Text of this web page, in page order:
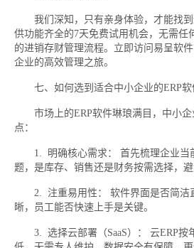
我们深知，只有亲身体验，才能找到
供功能齐全的7天免费试用机会，无需任
的进销存财管理流程。立即访问易呈软
企业的高效管理之旅。
七、如何选到适合中小企业的ERP软
市场上的ERP软件琳琅满目，中小企
点：
1. 明确核心需求： 首先梳理企业当
题，是库存、销售还是财务按需选择，避
2. 注重易用性： 软件界面是否简洁
晰，员工能否快速上手是关键。
3. 选择云部署（SaaS）： 云ERP按